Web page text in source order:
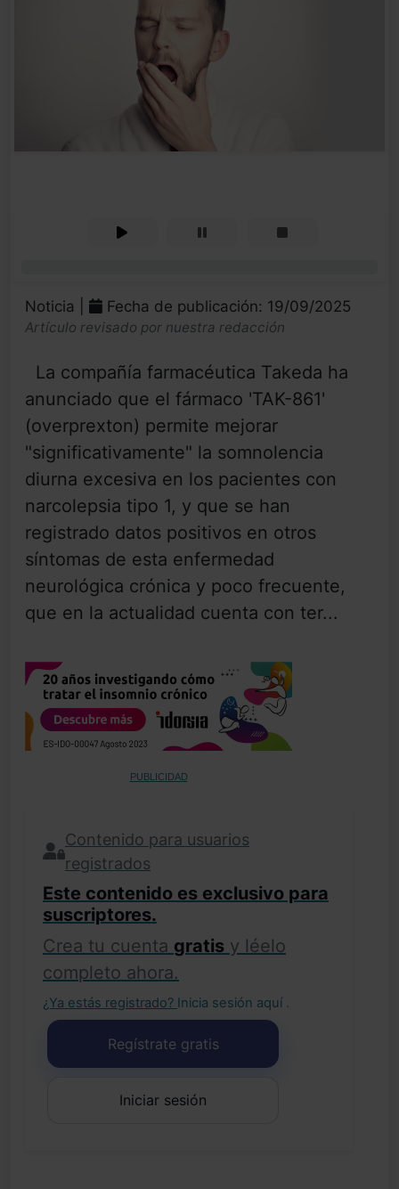
Noticia | Fecha de publicación: 19/09/2025
Artículo revisado por nuestra redacción
La compañía farmacéutica Takeda ha
anunciado que el fármaco 'TAK-861'
(overprexton) permite mejorar
"significativamente" la somnolencia
diurna excesiva en los pacientes con
narcolepsia tipo 1, y que se han
registrado datos positivos en otros
síntomas de esta enfermedad
neurológica crónica y poco frecuente,
que en la actualidad cuenta con ter...
PUBLICIDAD
Contenido para usuarios
registrados
Este contenido es exclusivo para
suscriptores.
Crea tu cuenta gratis y léelo
completo ahora.
¿Ya estás registrado? Inicia sesión aquí .
Regístrate gratis
Iniciar sesión